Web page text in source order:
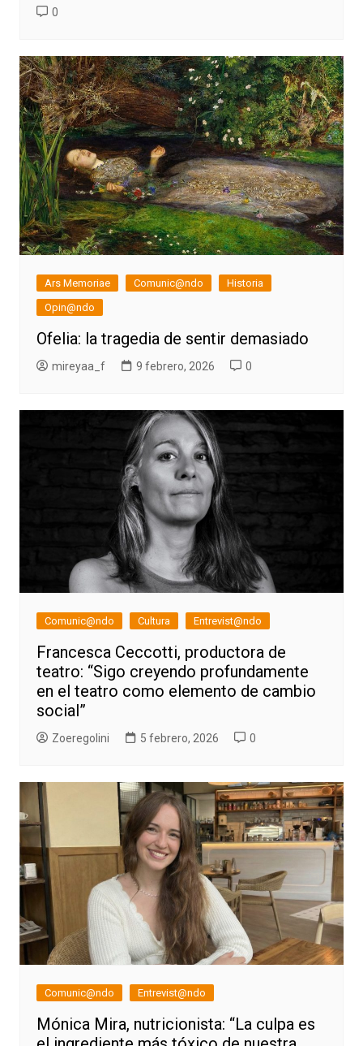
0
Ars Memoriae Comunic@ndo
Historia
Opin@ndo
Ofelia: la tragedia de sentir demasiado
mireyaa_f 9 febrero, 2026 0
Comunic@ndo Cultura Entrevist@ndo
Francesca Ceccotti, productora de
teatro: “Sigo creyendo profundamente
en el teatro como elemento de cambio
social”
Zoeregolini 5 febrero, 2026 0
Comunic@ndo Entrevist@ndo
Mónica Mira, nutricionista: “La culpa es